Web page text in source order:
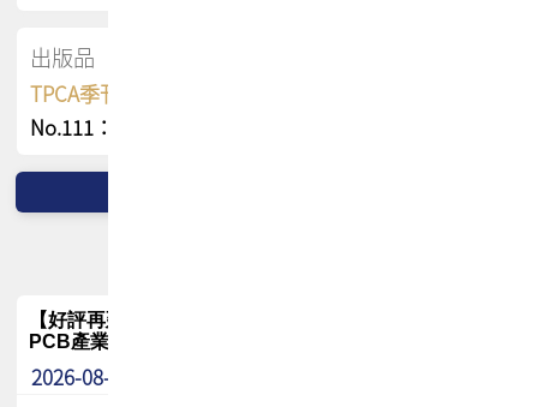
出版品
TPCA季刊 FREE 線上版
No.111：PCB全球風險布局與韌性
【好評再延長】PCB GPT 全面開放體驗延長到8月!!
PCB產業專屬 AI 知識平台
2026-08-04